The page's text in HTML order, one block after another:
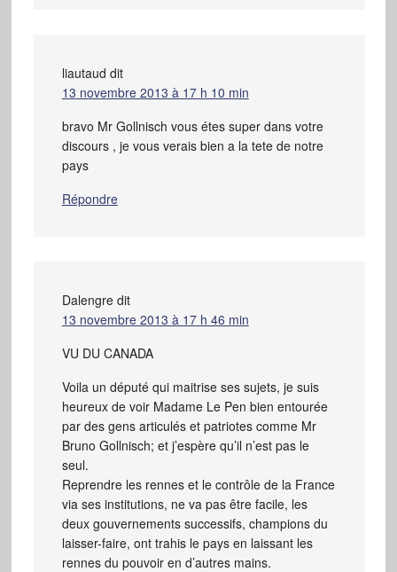
liautaud dit
13 novembre 2013 à 17 h 10 min
bravo Mr Gollnisch vous étes super dans votre
discours , je vous verais bien a la tete de notre
pays
Répondre
Dalengre dit
13 novembre 2013 à 17 h 46 min
VU DU CANADA
Voila un député qui maitrise ses sujets, je suis
heureux de voir Madame Le Pen bien entourée
par des gens articulés et patriotes comme Mr
Bruno Gollnisch; et j’espère qu’il n’est pas le
seul.
Reprendre les rennes et le contrôle de la France
via ses institutions, ne va pas être facile, les
deux gouvernements successifs, champions du
laisser-faire, ont trahis le pays en laissant les
rennes du pouvoir en d’autres mains.